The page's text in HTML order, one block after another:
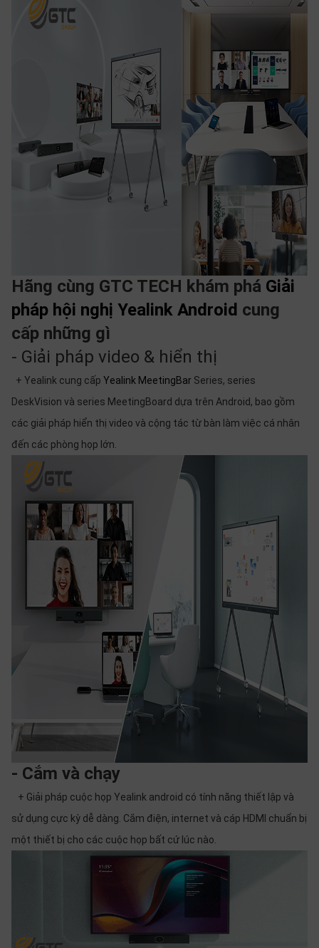
Hãng cùng GTC TECH khám phá Giải
pháp hội nghị Yealink Android cung
cấp những gì
- Giải pháp video & hiển thị
+ Yealink cung cấp Yealink MeetingBar Series, series
DeskVision và series MeetingBoard dựa trên Android, bao gồm
các giải pháp hiển thị video và cộng tác từ bàn làm việc cá nhân
đến các phòng họp lớn.
- Cắm và chạy
+ Giải pháp cuộc họp Yealink android có tính năng thiết lập và
sử dụng cực kỳ dễ dàng. Cắm điện, internet và cáp HDMI chuẩn bị
một thiết bị cho các cuộc họp bất cứ lúc nào.
khác
hệ
Giới
thiệu
NGÔN
NGỮ
việt
English